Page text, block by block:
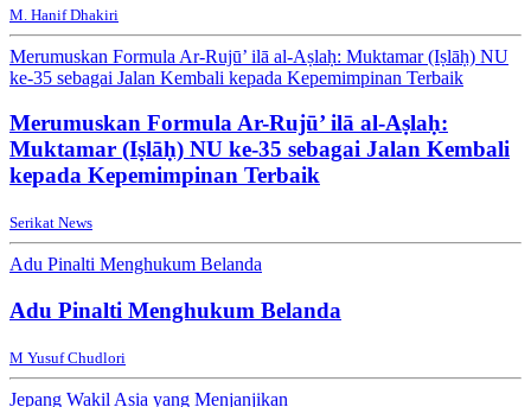
M. Hanif Dhakiri
Merumuskan Formula Ar-Rujū’ ilā al-Aṣlaḥ: Muktamar (Iṣlāḥ) NU
ke-35 sebagai Jalan Kembali kepada Kepemimpinan Terbaik
Merumuskan Formula Ar-Rujū’ ilā al-Aṣlaḥ:
Muktamar (Iṣlāḥ) NU ke-35 sebagai Jalan Kembali
kepada Kepemimpinan Terbaik
Serikat News
Adu Pinalti Menghukum Belanda
Adu Pinalti Menghukum Belanda
M Yusuf Chudlori
Jepang Wakil Asia yang Menjanjikan